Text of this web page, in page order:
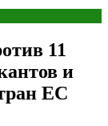
11
и
ЕС